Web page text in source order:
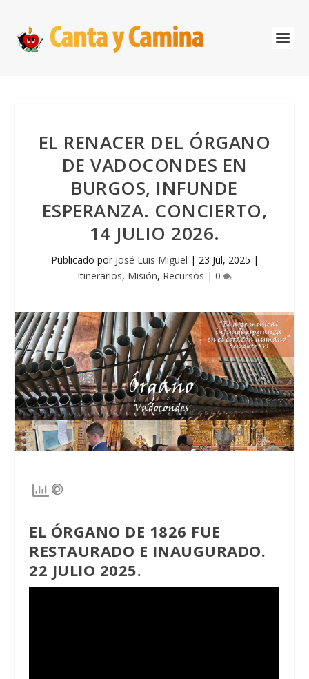
EL RENACER DEL ÓRGANO
DE VADOCONDES EN
BURGOS, INFUNDE
ESPERANZA. CONCIERTO,
14 JULIO 2026.
Publicado por José Luis Miguel | 23 Jul, 2025 |
Itinerarios, Misión, Recursos | 0
EL ÓRGANO DE 1826 FUE
RESTAURADO E INAUGURADO.
22 JULIO 2025.